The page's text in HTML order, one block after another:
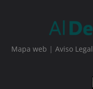
Mapa web | Aviso Legal